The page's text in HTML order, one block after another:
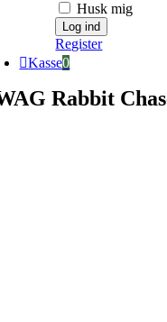
Husk mig
Register
Kasse0
Rabbit